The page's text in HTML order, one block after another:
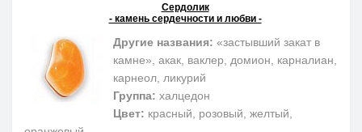
Сердолик
- камень сердечности и любви -
Другие названия: «застывший закат в
камне», акак, ваклер, домион, карналиан,
карнеол, ликурий
Группа: халцедон
Цвет: красный, розовый, желтый,